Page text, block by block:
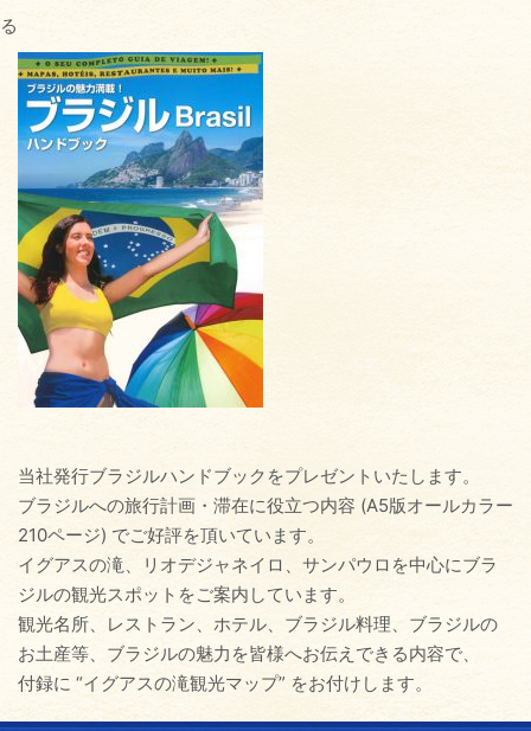
る
当社発行ブラジルハンドブックをプレゼントいたします。
ブラジルへの旅行計画・滞在に役立つ内容 (A5版オールカラー
210ページ) でご好評を頂いています。
イグアスの滝、リオデジャネイロ、サンパウロを中心にブラ
ジルの観光スポットをご案内しています。
観光名所、レストラン、ホテル、ブラジル料理、ブラジルの
お土産等、ブラジルの魅力を皆様へお伝えできる内容で、
付録に “イグアスの滝観光マップ” をお付けします。